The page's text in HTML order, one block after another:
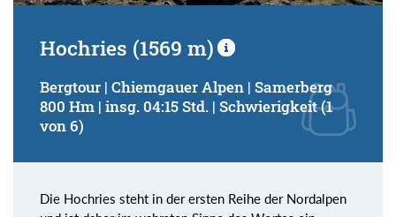
Hochries (1569 m)
Bergtour | Chiemgauer Alpen | Samerberg
800 Hm | insg. 04:15 Std. | Schwierigkeit (1
von 6)
Die Hochries steht in der ersten Reihe der Nordalpen